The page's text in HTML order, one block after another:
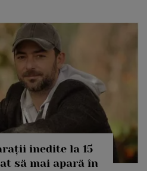
inedite la 15
să mai apară în